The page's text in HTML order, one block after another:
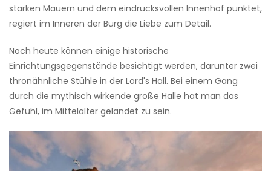
starken Mauern und dem eindrucksvollen Innenhof punktet,
regiert im Inneren der Burg die Liebe zum Detail.
Noch heute können einige historische
Einrichtungsgegenstände besichtigt werden, darunter zwei
thronähnliche Stühle in der Lord's Hall. Bei einem Gang
durch die mythisch wirkende große Halle hat man das
Gefühl, im Mittelalter gelandet zu sein.